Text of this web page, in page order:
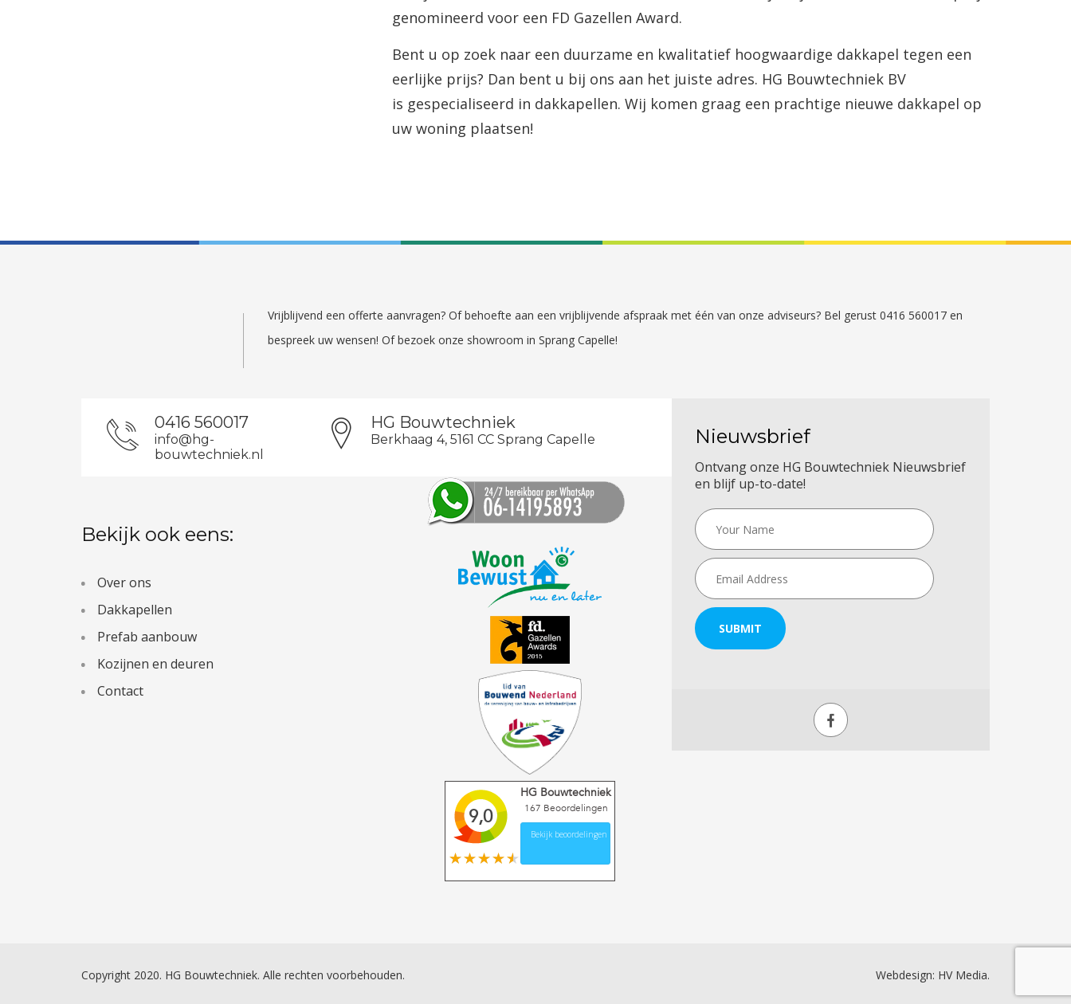
genomineerd voor een FD Gazellen Award.
Bent u op zoek naar een duurzame en kwalitatief hoogwaardige dakkapel tegen een
eerlijke prijs? Dan bent u bij ons aan het juiste adres. HG Bouwtechniek BV
is gespecialiseerd in dakkapellen. Wij komen graag een prachtige nieuwe dakkapel op
uw woning plaatsen!
Vrijblijvend een offerte aanvragen? Of behoefte aan een vrijblijvende afspraak met één van onze adviseurs? Bel gerust 0416 560017 en
bespreek uw wensen! Of bezoek onze showroom in Sprang Capelle!
0416 560017
info@hg-
bouwtechniek.nl
HG Bouwtechniek
Berkhaag 4, 5161 CC Sprang Capelle
Bekijk ook eens:
Over ons
Dakkapellen
Prefab aanbouw
Kozijnen en deuren
Contact
9,0
HG Bouwtechniek
167 Beoordelingen
Bekijk beoordelingen
Nieuwsbrief
Ontvang onze HG Bouwtechniek Nieuwsbrief
en blijf up-to-date!
SUBMIT
Copyright 2020. HG Bouwtechniek. Alle rechten voorbehouden. Webdesign: HV Media.